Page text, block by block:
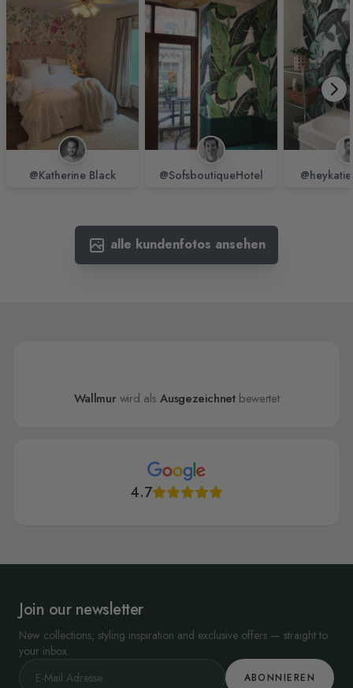
@Katherine Black @SofsboutiqueHotel
alle kundenfotos ansehen
Wallmur wird alsAusgezeichnetbewertet
4.7
Join our newsletter
New collections, styling inspiration and exclusive offers — straight to
your inbox.
ABONNIEREN